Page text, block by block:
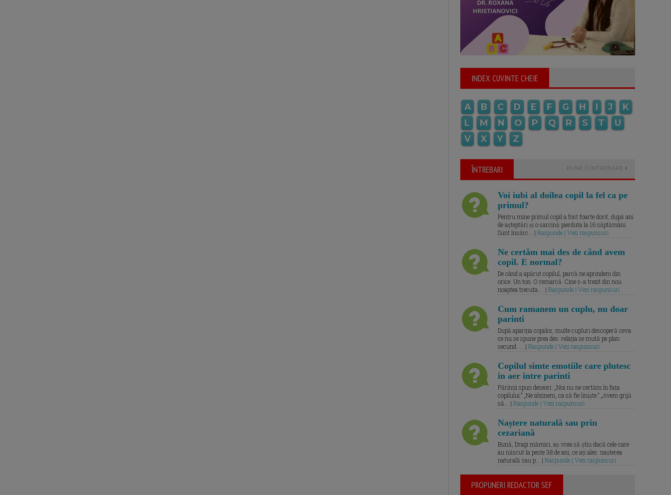
INDEX CUVINTE CHEIE
A B C D E F G H I J
K
L
M N O P Q R S T
U
V
X Y Z
ÎNTREBARI PUNE O ÎNTREBARE
Voi iubi al doilea copil la fel ca pe
primul?
Pentru mine primul copil a fost foarte dorit, după ani
de așteptări și o sarcină pierduta la 16 săptămâni.
Sunt însărc... | Raspunde | Vezi raspunsuri
Ne certăm mai des de când avem
copil. E normal?
De când a apărut copilul, parcă ne aprindem din
orice. Un ton. O remarcă. Cine s-a trezit din nou
noaptea trecuta.... | Raspunde | Vezi raspunsuri
Cum ramanem un cuplu, nu doar
parinti
După apariția copiilor, multe cupluri descoperă ceva
ce nu se spune prea des: relația se mută pe plan
secund. ... | Raspunde | Vezi raspunsuri
Copilul simte emotiile care plutesc
in aer intre parinti
Părinții spun deseori: „Noi nu ne certăm în fața
copilului.” „Ne abținem, ca să fie liniște.” „Avem grijă
să... | Raspunde | Vezi raspunsuri
Naștere naturală sau prin
cezariană
Bună, Dragi mămici, aș vrea să știu dacă cele care
au născut la peste 38 de ani, ce ați ales: nașterea
naturală sau p... | Raspunde | Vezi raspunsuri
PROPUNERI REDACTOR SEF